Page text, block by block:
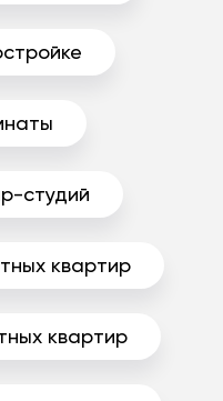
студий
квартир
квартир